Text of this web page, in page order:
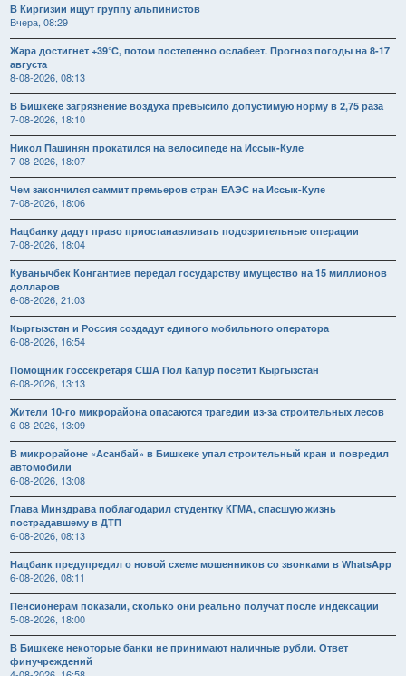
В Киргизии ищут группу альпинистов
Вчера, 08:29
Жара достигнет +39°C, потом постепенно ослабеет. Прогноз погоды на 8-17
августа
8-08-2026, 08:13
В Бишкеке загрязнение воздуха превысило допустимую норму в 2,75 раза
7-08-2026, 18:10
Никол Пашинян прокатился на велосипеде на Иссык-Куле
7-08-2026, 18:07
Чем закончился саммит премьеров стран ЕАЭС на Иссык-Куле
7-08-2026, 18:06
Нацбанку дадут право приостанавливать подозрительные операции
7-08-2026, 18:04
Куванычбек Конгантиев передал государству имущество на 15 миллионов
долларов
6-08-2026, 21:03
Кыргызстан и Россия создадут единого мобильного оператора
6-08-2026, 16:54
Помощник госсекретаря США Пол Капур посетит Кыргызстан
6-08-2026, 13:13
Жители 10-го микрорайона опасаются трагедии из-за строительных лесов
6-08-2026, 13:09
В микрорайоне «Асанбай» в Бишкеке упал строительный кран и повредил
автомобили
6-08-2026, 13:08
Глава Минздрава поблагодарил студентку КГМА, спасшую жизнь
пострадавшему в ДТП
6-08-2026, 08:13
Нацбанк предупредил о новой схеме мошенников со звонками в WhatsApp
6-08-2026, 08:11
Пенсионерам показали, сколько они реально получат после индексации
5-08-2026, 18:00
В Бишкеке некоторые банки не принимают наличные рубли. Ответ
финучреждений